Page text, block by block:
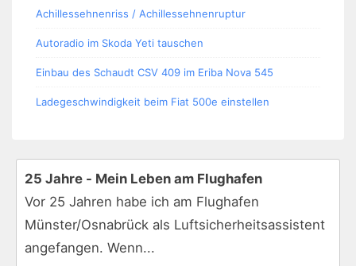
Achillessehnenriss / Achillessehnenruptur
Autoradio im Skoda Yeti tauschen
Einbau des Schaudt CSV 409 im Eriba Nova 545
Ladegeschwindigkeit beim Fiat 500e einstellen
25 Jahre - Mein Leben am Flughafen
Vor 25 Jahren habe ich am Flughafen
Münster/Osnabrück als Luftsicherheitsassistent
angefangen. Wenn...